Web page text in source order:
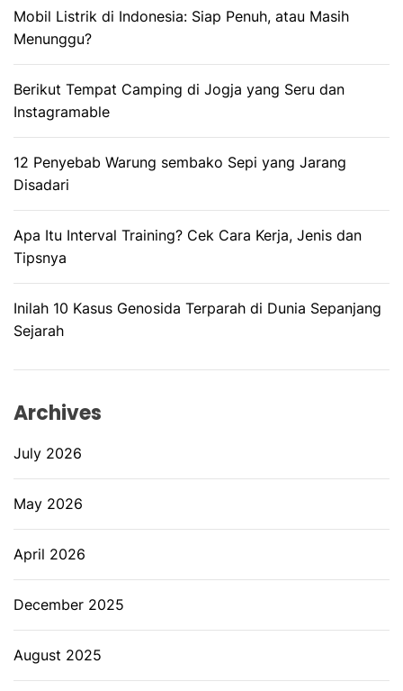
Mobil Listrik di Indonesia: Siap Penuh, atau Masih
Menunggu?
Berikut Tempat Camping di Jogja yang Seru dan
Instagramable
12 Penyebab Warung sembako Sepi yang Jarang
Disadari
Apa Itu Interval Training? Cek Cara Kerja, Jenis dan
Tipsnya
Inilah 10 Kasus Genosida Terparah di Dunia Sepanjang
Sejarah
Archives
July 2026
May 2026
April 2026
December 2025
August 2025